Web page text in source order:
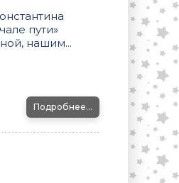
пути»
нашим...
Подробнее...